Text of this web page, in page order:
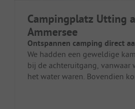
Campingplatz Utting
Ammersee
Ontspannen camping direct
We hadden een geweldige
bij de achteruitgang, vanwaar
het water waren. Bovendien